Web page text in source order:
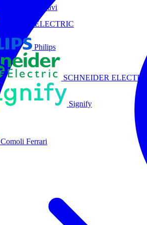
La Triveneta Cavi
LOVATO ELECTRIC
Philips
SCHNEIDER
Signify
Comoli Ferrari